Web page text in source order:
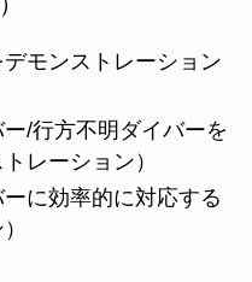
モンストレーション
/行方不明ダイバーを
レーション）
に効率的に対応する